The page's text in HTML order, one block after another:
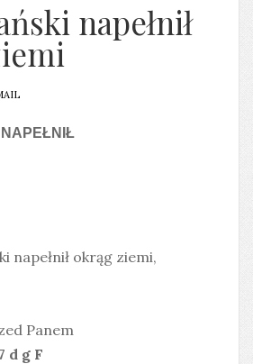
napełnił
napełnił okrąg ziemi,
Panem
d g F